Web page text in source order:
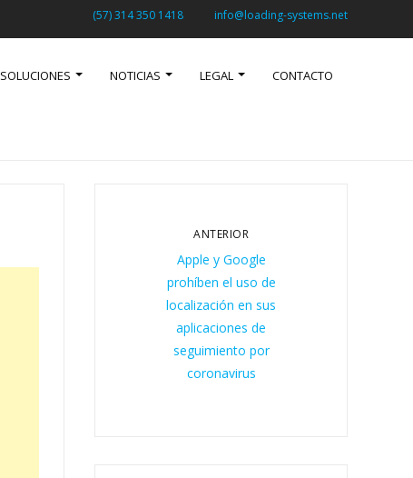
(57) 314 350 1418 info@loading-systems.net
SOLUCIONES NOTICIAS LEGAL CONTACTO
ANTERIOR
Apple y Google
prohíben el uso de
localización en sus
aplicaciones de
seguimiento por
coronavirus